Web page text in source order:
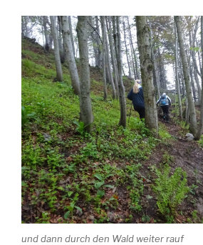
und dann durch den Wald weiter rauf